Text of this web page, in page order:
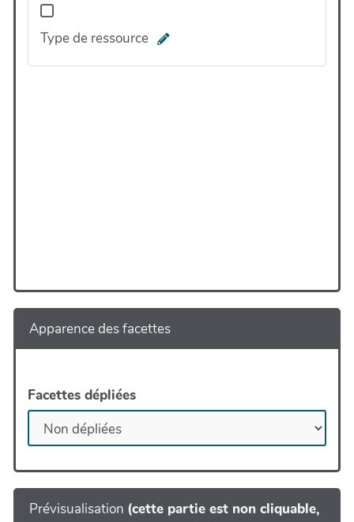
Type de ressource
Apparence des facettes
Facettes dépliées
Prévisualisation (cette partie est non cliquable,